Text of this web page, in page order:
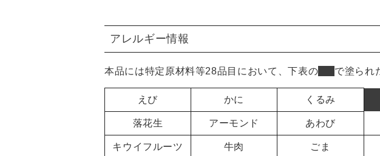
アレルギー情報
本品には特定原材料等28品目において、下表の で塗られ
えび かに くるみ
落花生 アーモンド あわび
キウイフルーツ 牛肉 ごま